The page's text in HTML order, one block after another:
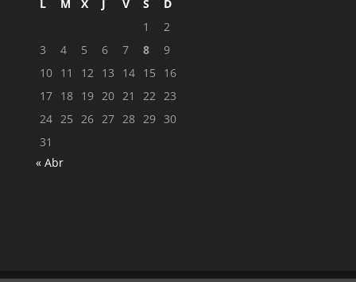
L M X J V S
D
1
2
3
4 5 6 7 8
9
10 11 12 13 14 15
16
17 18 19 20 21 22
23
24 25 26 27 28 29 30
31
« Abr